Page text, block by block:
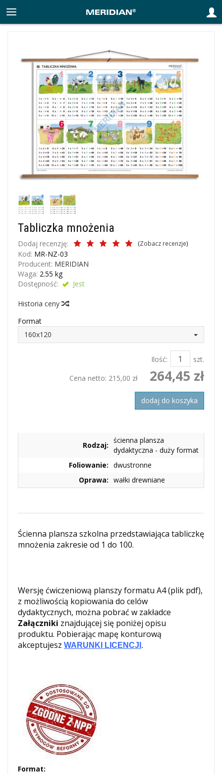
Tabliczka mnożenia
Dodaj recenzję: (Zobacz recenzje)
Kod: MR-NZ-03
Producent: MERIDIAN
Waga: 2.55 kg
Dostępność:
Jest
Historia ceny
Format
160x120
Ilość:
szt.
Cena netto: 215,00 zł 264,45 zł
dodaj do koszyka
Rodzaj:
ścienna plansza
dydaktyczna - duży format
Foliowanie: dwustronne
Oprawa: wałki drewniane
Ścienna plansza szkolna przedstawiająca tabliczkę
mnożenia zakresie od 1 do 100.
Wersję ćwiczeniową planszy formatu A4 (plik pdf),
z możliwością kopiowania do celów
dydaktycznych, można pobrać w zakładce
Załączniki znajdującej się poniżej opisu
produktu. Pobierając mapę konturową
akceptujesz WARUNKI LICENCJI .
Format: